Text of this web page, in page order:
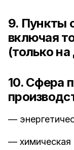
9. Пункты
включая
(только
10. Сфера
—
— химическая